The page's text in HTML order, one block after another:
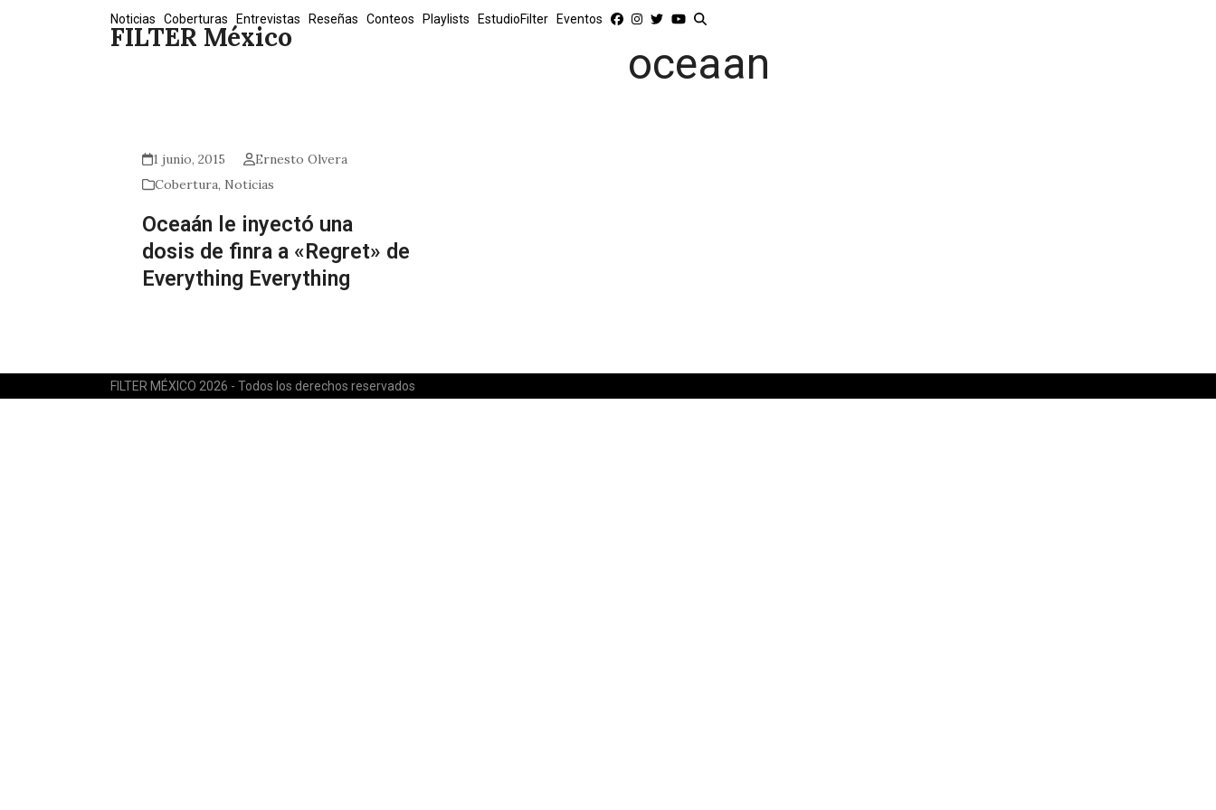
FILTER México
Noticias Coberturas Entrevistas Reseñas Conteos Playlists EstudioFilter Eventos
oceaan
1 junio, 2015
Ernesto Olvera
Cobertura, Noticias
Oceaán le inyectó una
dosis de finra a «Regret» de
Everything Everything
FILTER MÉXICO 2026 - Todos los derechos reservados